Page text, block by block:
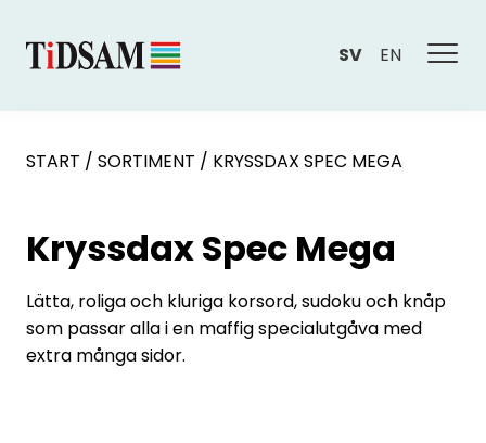
SV EN
START / SORTIMENT / KRYSSDAX SPEC MEGA
Kryssdax Spec Mega
Lätta, roliga och kluriga korsord, sudoku och knåp
som passar alla i en maffig specialutgåva med
extra många sidor.